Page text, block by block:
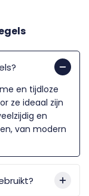
en tijdloze
ze ideaal zijn
en
van modern